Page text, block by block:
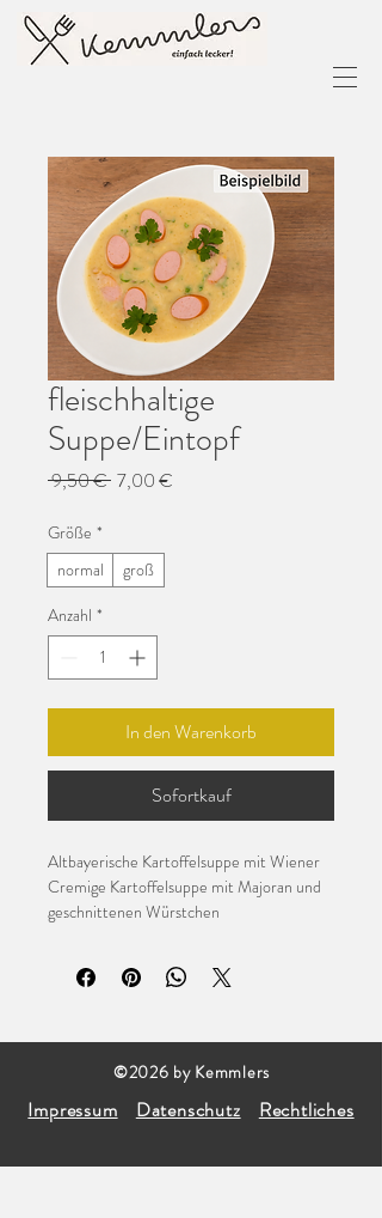
fleischhaltige
Suppe/Eintopf
9,50 € Standardpreis
7,00 €
Größe *
normal
groß
Anzahl *
In den Warenkorb
Sofortkauf
Altbayerische Kartoffelsuppe mit Wiener
Cremige Kartoffelsuppe mit Majoran und
geschnittenen Würstchen
©2026 by Kemmlers
Impressum Datenschutz Rechtliches